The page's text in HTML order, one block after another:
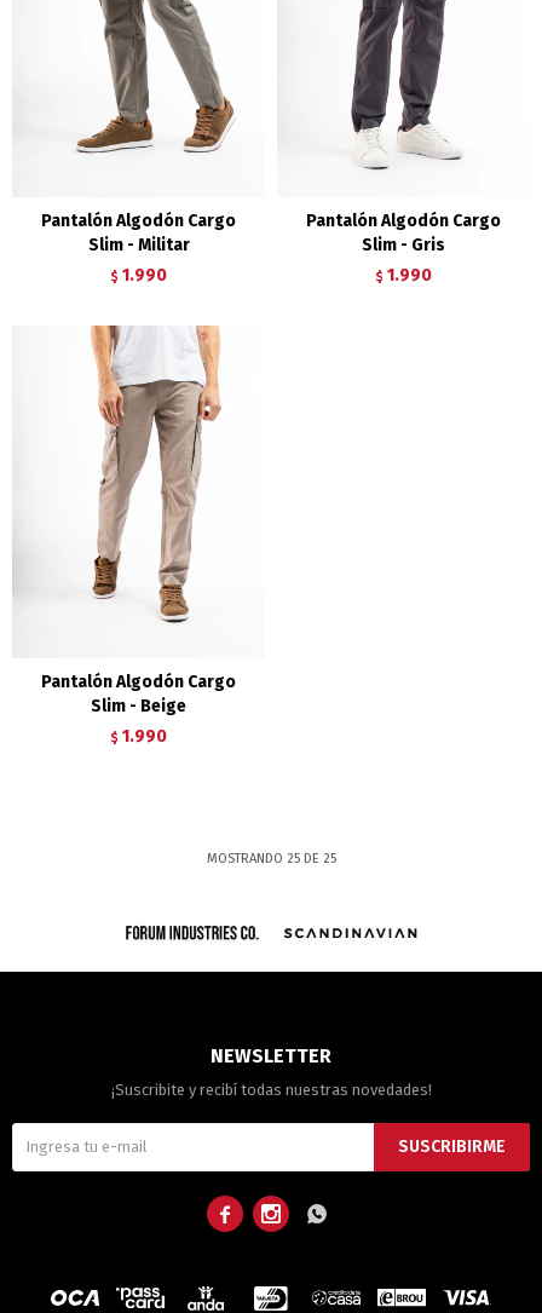
Pantalón Algodón Cargo
Slim - Militar
$ 1.990
Pantalón Algodón Cargo
Slim - Gris
$ 1.990
Pantalón Algodón Cargo
Slim - Beige
$ 1.990
MOSTRANDO 25DE 25
NEWSLETTER
¡Suscribite y recibí todas nuestras novedades!
SUSCRIBIRME
  